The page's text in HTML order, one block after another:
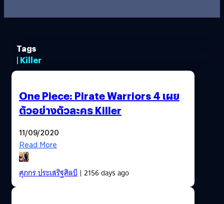
Tags
| Killer
One Piece: Pirate Warriors 4 เผย
ตัวอย่างตัวละคร Killer
11/09/2020
Read More
ศุภกร ประเสริฐศิลป์| 2156 days ago